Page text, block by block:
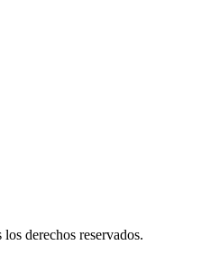
derechos reservados.